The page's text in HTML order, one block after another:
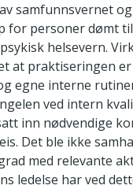
samfunnsvernet
for personer dømt
helsevern.
at praktiseringen
egne interne
ved intern
inn nødvendige
Det ble ikke
med relevante
ledelse har ved